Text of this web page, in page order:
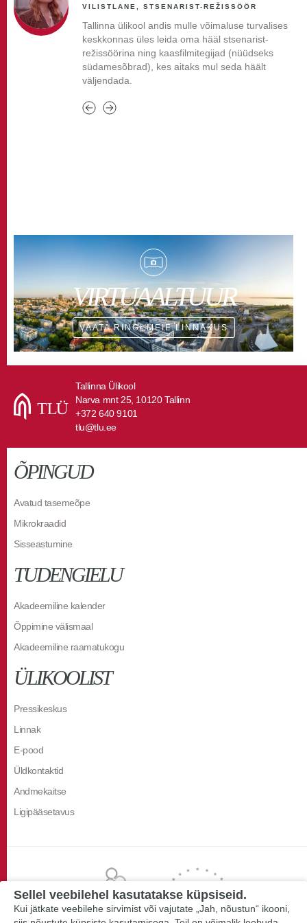
VILISTLANE, STSENARIST-REŽISSÖÖR
Tallinna ülikool andis mulle võimaluse turvalises
keskkonnas üles leida oma hääl stsenarist-
režissöörina ning kaasfilmitegijad (nüüdseks
südamesõbrad), kes aitaks mul seda häält
väljendada.
VIRTUAALTUUR
VAATA RINGI MEIE LINNAKUS
Tallinna Ülikool
Narva mnt 25, 10120 Tallinn
+372 640 9101
tlu@tlu.ee
ÕPINGUD
Avatud tasemeõpe
Mikrokraadid
Sisseastumine
TUDENGIELU
Akadeemiline kalender
Õppimine välismaal
Akadeemiline raamatukogu
ÜLIKOOLIST
Pressikeskus
Linnak
E-pood
Üldkontaktid
Andmekaitse
Ligipääsetavus
Sellel veebilehel kasutatakse küpsiseid.
Kui jätkate veebilehe sirvimist või vajutate „Jah, nõustun“ ikooni,